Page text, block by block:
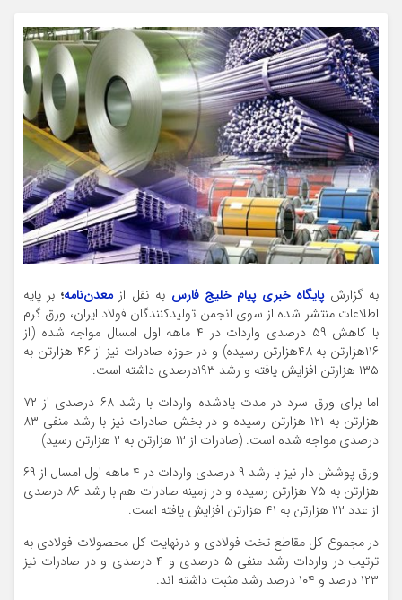
به گزارش پایگاه خبری پیام خلیج فارس به نقل ازمعدن‌نامه؛ بر پایه
اطلاعات منتشر شده از سوی انجمن تولیدکنندگان فولاد ایران، ورق گرم
با کاهش ۵۹ درصدی واردات در ۴ ماهه اول امسال مواجه شده (از
۱۱۶هزارتن به ۴۸هزارتن رسیده) و در حوزه صادرات نیز از ۴۶ هزارتن به
۱۳۵ هزارتن افزایش یافته و رشد ۱۹۳درصدی داشته است.
اما برای ورق سرد در مدت یادشده واردات با رشد ۶۸ درصدی از ۷۲
هزارتن به ۱۲۱ هزارتن رسیده و در بخش صادرات نیز با رشد منفی ۸۳
درصدی مواجه شده است. (صادرات از ۱۲ هزارتن به ۲ هزارتن رسید)
ورق پوشش دار نیز با رشد ۹ درصدی واردات در ۴ ماهه اول امسال از ۶۹
هزارتن به ۷۵ هزارتن رسیده و در زمینه صادرات هم با رشد ۸۶ درصدی
از عدد ۲۲ هزارتن به ۴۱ هزارتن افزایش یافته است.
در مجموع کل مقاطع تخت فولادی و درنهایت کل محصولات فولادی به
ترتیب در واردات رشد منفی ۵ درصدی و ۴ درصدی و در صادرات نیز
۱۲۳ درصد و ۱۰۴ درصد رشد مثبت داشته اند.